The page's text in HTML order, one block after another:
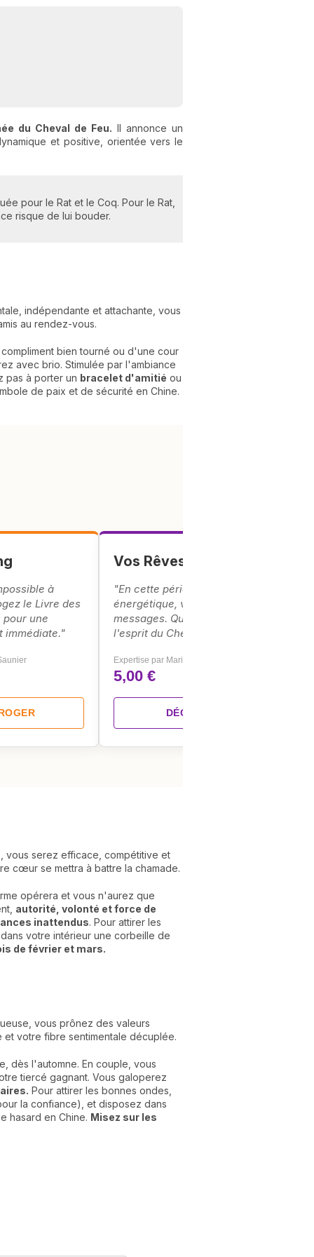
du Cheval de Feu. Il annonce un
et positive, orientée vers le
pour le Rat et le Coq. Pour le Rat,
risque de lui bouder.
indépendante et attachante, vous
au rendez-vous.
bien tourné ou d'une cour
avec brio. Stimulée par l'ambiance
pas à porter un bracelet d'amitié ou
de paix et de sécurité en Chine.
à
le Livre des
une
immédiate."
Vos Rêves & Présages
"En cette période de transition
énergétique, vos rêves sont des
messages. Que vous souffle
l'esprit du Cheval pour 2026 ?"
Expertise par Marie-Charlène
5,00 €
DÉCRYPTER
vous serez efficace, compétitive et
cœur se mettra à battre la chamade.
opérera et vous n'aurez que
autorité, volonté et force de
inattendus. Pour attirer les
votre intérieur une corbeille de
de février et mars.
vous prônez des valeurs
et votre fibre sentimentale décuplée.
dès l'automne. En couple, vous
tiercé gagnant. Vous galoperez
Pour attirer les bonnes ondes,
la confiance), et disposez dans
hasard en Chine. Misez sur les